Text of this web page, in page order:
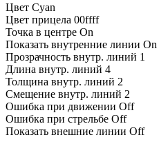
Цвет Cyan
Цвет прицела 00ffff
Точка в центре On
Показать внутренние линии On
Прозрачность внутр. линий 1
Длина внутр. линий 4
Толщина внутр. линий 2
Смещение внутр. линий 2
Ошибка при движении Off
Ошибка при стрельбе Off
Показать внешние линии Off